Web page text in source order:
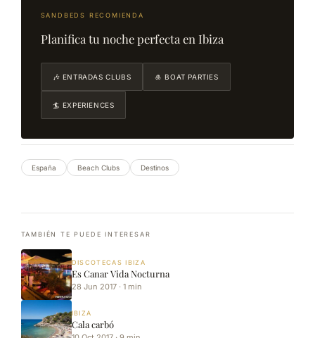
SANDBEDS RECOMIENDA
Planifica tu noche perfecta en Ibiza
🎶 ENTRADAS CLUBS 🎍 BOAT PARTIES
🏄 EXPERIENCES
España Beach Clubs Destinos
TAMBIÉN TE PUEDE INTERESAR
DISCOTECAS IBIZA
Es Canar Vida Nocturna
28 Jun 2017 · 1 min
IBIZA
Cala carbó